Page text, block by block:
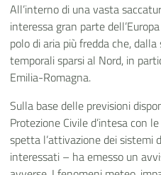
All’interno di una vasta
interessa gran parte
polo di aria più fredda che,
temporali sparsi al Nord, in
Emilia-Romagna.
Sulla base delle previsioni
Protezione Civile d’intesa con
spetta l’attivazione dei sistemi
interessati – ha emesso un